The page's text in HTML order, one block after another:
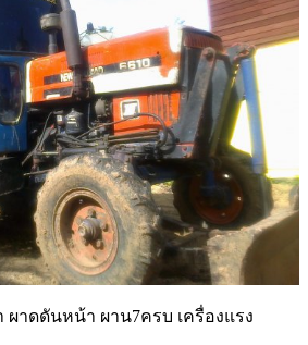
ผาดดันหน้า ผาน7ครบ เครื่องแรง